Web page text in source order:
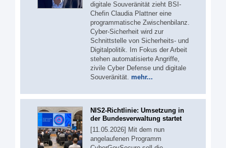
digitale Souveränität zieht BSI-
Chefin Claudia Plattner eine
programmatische Zwischenbilanz.
Cyber-Sicherheit wird zur
Schnittstelle von Sicherheits- und
Digitalpolitik. Im Fokus der Arbeit
stehen automatisierte Angriffe,
zivile Cyber Defense und digitale
Souveränität. mehr...
NIS2-Richtlinie: Umsetzung in
der Bundesverwaltung startet
[11.05.2026] Mit dem nun
angelaufenen Programm